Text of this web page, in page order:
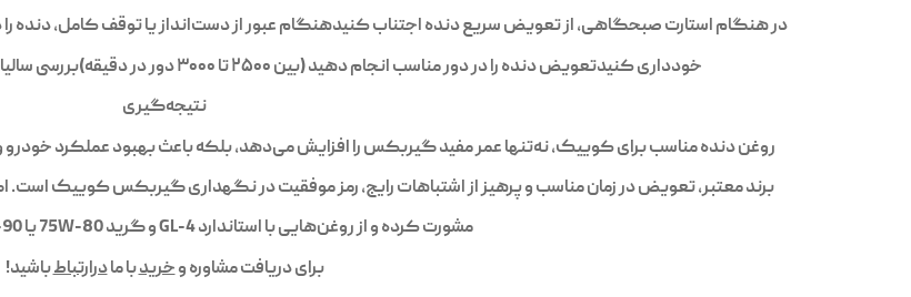
در هنگام استارت صبحگاهی، از تعویض سریع دنده اجتناب کنیدهنگام عبور از دست‌انداز یا توقف کامل، دنده
خودداری کنیدتعویض دنده را در دور مناسب انجام دهید (بین ۲۵۰۰ تا ۳۰۰۰ دور در دقیقه)بررسی سالیانه سطح روغن گیربکس توسط مکانیک ضروری است
نتیجه‌گیری
روغن دنده مناسب برای کوییک، نه‌تنها عمر مفید گیربکس را افزایش می‌دهد، بلکه باعث بهبود عملکرد
برند معتبر، تعویض در زمان مناسب و پرهیز از اشتباهات رایج، رمز موفقیت در نگهداری گیربکس کوییک
مشورت کرده و از روغن‌هایی با استاندارد GL-4 و گرید 75W-80 یا 75W-90 استفاده کنید.
برای دریافت مشاوره وخریدبا مادرارتباطباشید!